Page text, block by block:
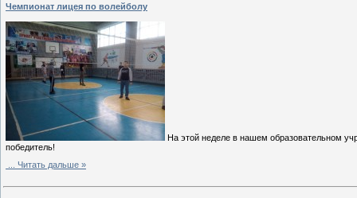
Чемпионат лицея по волейболу
На этой неделе в нашем образовательном
победитель!
Читать дальше »